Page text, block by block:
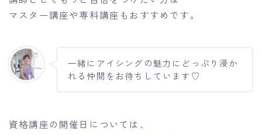
マスター講座や専科講座もおすすめです。
一緒にアイシングの魅力にどっぷり浸か
れる仲間をお待ちしています♡
資格講座の開催日については、